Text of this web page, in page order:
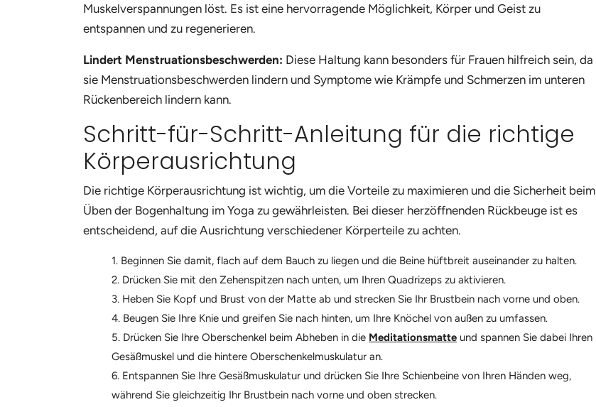
Muskelverspannungen löst. Es ist eine hervorragende Möglichkeit, Körper und Geist zu
entspannen und zu regenerieren.
Lindert Menstruationsbeschwerden: Diese Haltung kann besonders für Frauen hilfreich sein, da
sie Menstruationsbeschwerden lindern und Symptome wie Krämpfe und Schmerzen im unteren
Rückenbereich lindern kann.
Schritt-für-Schritt-Anleitung für die richtige
Körperausrichtung
Die richtige Körperausrichtung ist wichtig, um die Vorteile zu maximieren und die Sicherheit beim
Üben der Bogenhaltung im Yoga zu gewährleisten. Bei dieser herzöffnenden Rückbeuge ist es
entscheidend, auf die Ausrichtung verschiedener Körperteile zu achten.
Beginnen Sie damit, flach auf dem Bauch zu liegen und die Beine hüftbreit auseinander zu halten.
Drücken Sie mit den Zehenspitzen nach unten, um Ihren Quadrizeps zu aktivieren.
Heben Sie Kopf und Brust von der Matte ab und strecken Sie Ihr Brustbein nach vorne und oben.
Beugen Sie Ihre Knie und greifen Sie nach hinten, um Ihre Knöchel von außen zu umfassen.
Drücken Sie Ihre Oberschenkel beim Abheben in die Meditationsmatte und spannen Sie dabei Ihren
Gesäßmuskel und die hintere Oberschenkelmuskulatur an.
Entspannen Sie Ihre Gesäßmuskulatur und drücken Sie Ihre Schienbeine von Ihren Händen weg,
während Sie gleichzeitig Ihr Brustbein nach vorne und oben strecken.